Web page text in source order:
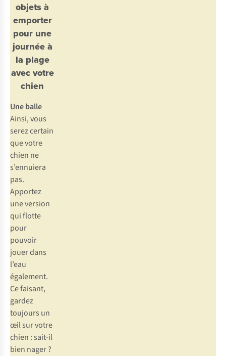
objets à
emporter
pour une
journée à
la plage
avec votre
chien
Une balle
Ainsi, vous
serez certain
que votre
chien ne
s’ennuiera
pas.
Apportez
une version
qui flotte
pour
pouvoir
jouer dans
l’eau
également.
Ce faisant,
gardez
toujours un
œil sur votre
chien : sait-il
bien nager ?